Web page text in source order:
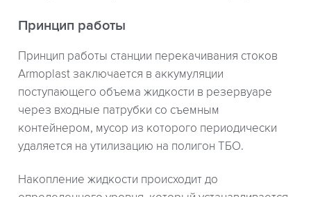
Принцип работы
Принцип работы станции перекачивания стоков
Armoplast заключается в аккумуляции
поступающего объема жидкости в резервуаре
через входные патрубки со съемным
контейнером, мусор из которого периодически
удаляется на утилизацию на полигон ТБО.
Накопление жидкости происходит до